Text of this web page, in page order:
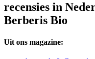
recensies in
Berberis Bio
Uit ons magazine: